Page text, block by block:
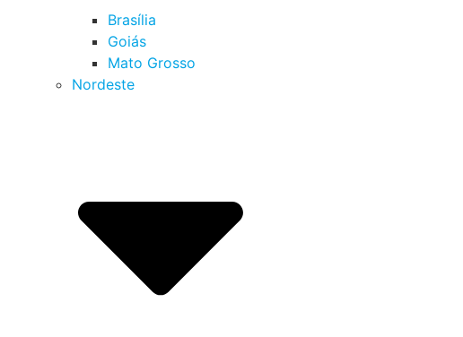
Brasília
Goiás
Mato Grosso
Nordeste